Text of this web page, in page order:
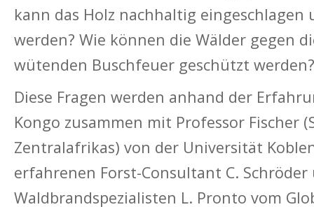
kann das Holz nachhaltig
werden? Wie können die Wälder gegen
wütenden Buschfeuer geschützt werden?
Diese Fragen werden anhand der
Kongo zusammen mit Professor Fischer
Zentralafrikas) von der Universität
erfahrenen Forst-Consultant C. Schröder
Waldbrandspezialisten L. Pronto vom